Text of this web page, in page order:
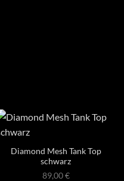
Diamond Mesh Tank Top
schwarz
89,00€